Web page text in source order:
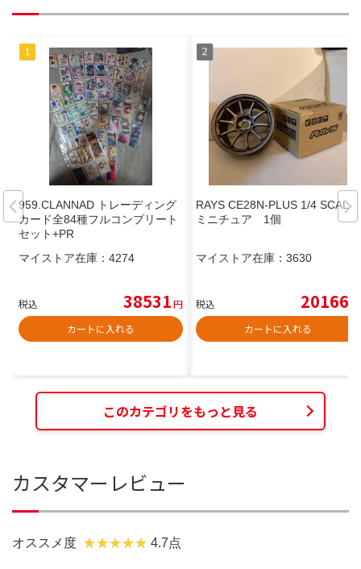
959.CLANNAD トレーディング
カード全84種フルコンプリート
セット+PR
マイストア在庫： 4274
税込 38531円
カートに入れる
RAYS CE28N-PLUS 1/4 SCALE
ミニチュア 1個
マイストア在庫： 3630
税込 20166
カートに入れる
このカテゴリをもっと見る
カスタマーレビュー
オススメ度 4.7点